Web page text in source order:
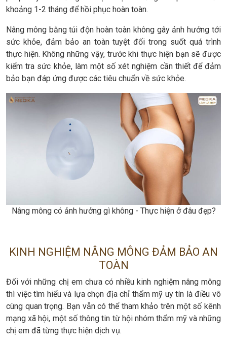
khoảng 1-2 tháng để hồi phục hoàn toàn.
Nâng mông bằng túi độn hoàn toàn không gây ảnh hưởng tới
sức khỏe, đảm bảo an toàn tuyệt đối trong suốt quá trình
thực hiện. Không những vậy, trước khi thực hiện bạn sẽ được
kiểm tra sức khỏe, làm một số xét nghiệm cần thiết để đảm
bảo bạn đáp ứng được các tiêu chuẩn về sức khỏe.
Nâng mông có ảnh hưởng gì không - Thực hiện ở đâu đẹp?
KINH NGHIỆM NÂNG MÔNG ĐẢM BẢO AN
TOÀN
Đối với những chị em chưa có nhiều kinh nghiệm nâng mông
thì việc tìm hiểu và lựa chọn địa chỉ thẩm mỹ uy tín là điều vô
cùng quan trọng. Bạn vẫn có thể tham khảo trên một số kênh
mạng xã hội, một số thông tin từ hội nhóm thẩm mỹ và những
chị em đã từng thực hiện dịch vụ.